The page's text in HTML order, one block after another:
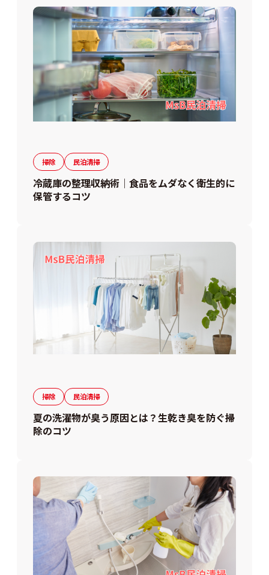
掃除 民泊清掃
冷蔵庫の整理収納術｜食品をムダなく衛生的に
保管するコツ
掃除 民泊清掃
夏の洗濯物が臭う原因とは？生乾き臭を防ぐ掃
除のコツ